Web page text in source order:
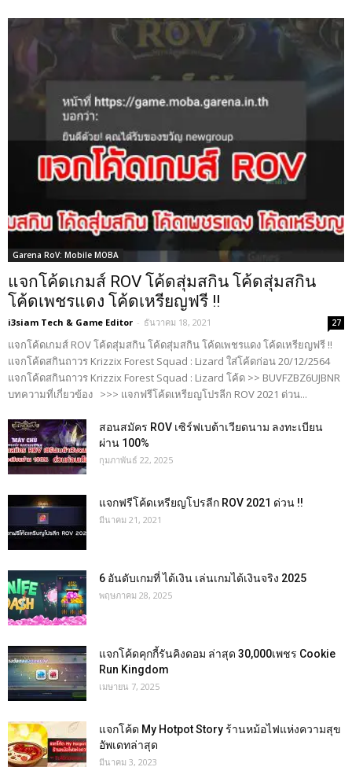
Garena RoV: Mobile MOBA
แจกโค้ดเกมส์ ROV โค้ดสุ่มสกิน โค้ดสุ่มสกิน
โค้ดเพชรแดง โค้ดเหรียญฟรี !!
i3siam Tech & Game Editor - ธันวาคม 18, 2021 27
แจกโค้ดเกมส์ ROV โค้ดสุ่มสกิน โค้ดสุ่มสกิน โค้ดเพชรแดง โค้ดเหรียญฟรี !!
แจกโค้ดสกินถาวร Krizzix Forest Squad : Lizard ใส่โค้ดก่อน 20/12/2564
แจกโค้ดสกินถาวร Krizzix Forest Squad : Lizard โค้ด >> BUVFZBZ6UJBNR
บทความที่เกี่ยวข้อง >>> แจกฟรีโค้ดเหรียญโปรลีก ROV 2021 ด่วน...
สอนสมัคร ROV เซิร์ฟเบต้าเวียดนาม ลงทะเบียน
ผ่าน 100%
กุมภาพันธ์ 22, 2025
แจกฟรีโค้ดเหรียญโปรลีก ROV 2021 ด่วน !!
มีนาคม 21, 2021
6 อันดับเกมที่ ได้เงิน เล่นเกมได้เงินจริง 2025
พฤษภาคม 28, 2025
แจกโค้ดคุกกี้รันคิงดอม ล่าสุด 30,000เพชร Cookie
Run Kingdom
เมษายน 7, 2025
แจกโค้ด My Hotpot Story ร้านหม้อไฟแห่งความสุข
อัพเดทล่าสุด
มีนาคม 3, 2023